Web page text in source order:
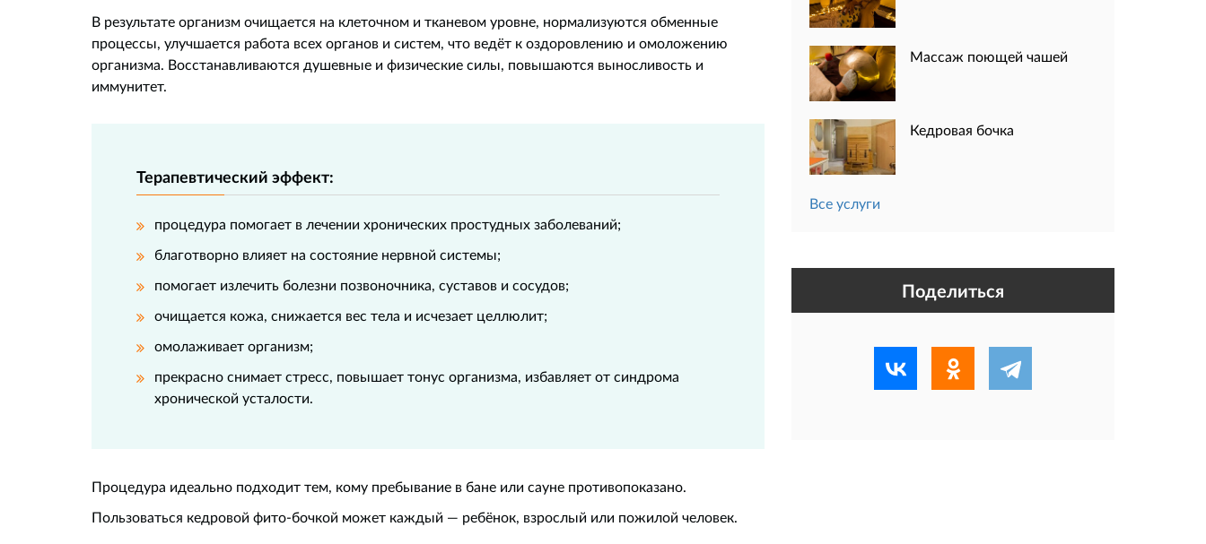
В результате организм очищается на клеточном и тканевом уровне, нормализуются обменные
процессы, улучшается работа всех органов и систем, что ведёт к оздоровлению и омоложению
организма. Восстанавливаются душевные и физические силы, повышаются выносливость и
иммунитет.
Терапевтический эффект:
процедура помогает в лечении хронических простудных заболеваний;
благотворно влияет на состояние нервной системы;
помогает излечить болезни позвоночника, суставов и сосудов;
очищается кожа, снижается вес тела и исчезает целлюлит;
омолаживает организм;
прекрасно снимает стресс, повышает тонус организма, избавляет от синдрома
хронической усталости.
Процедура идеально подходит тем, кому пребывание в бане или сауне противопоказано.
Пользоваться кедровой фито-бочкой может каждый — ребёнок, взрослый или пожилой человек.
Массаж поющей чашей
Кедровая бочка
Все услуги
Поделиться